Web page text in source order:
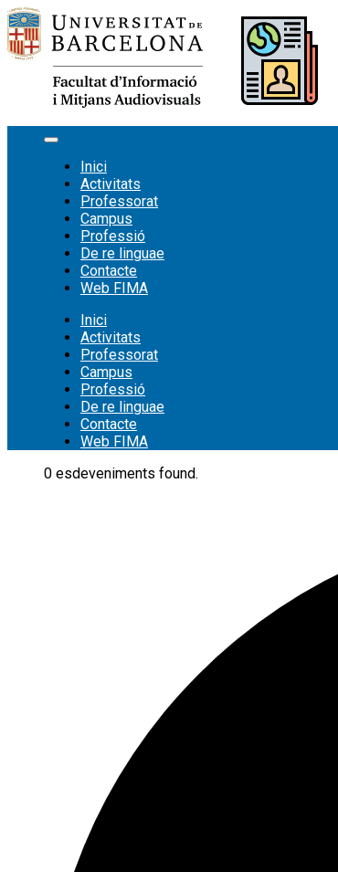
Vés
al
contingut
Inici
Activitats
Professorat
Campus
Professió
De re linguae
Contacte
Web FIMA
Inici
Activitats
Professorat
Campus
Professió
De re linguae
Contacte
Web FIMA
0 esdeveniments found.